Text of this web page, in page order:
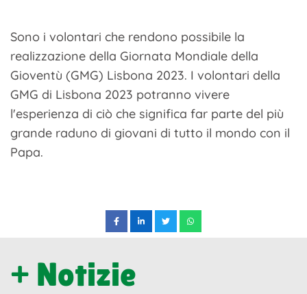
Sono i volontari che rendono possibile la
realizzazione della Giornata Mondiale della
Gioventù (GMG) Lisbona 2023. I volontari della
GMG di Lisbona 2023 potranno vivere
l'esperienza di ciò che significa far parte del più
grande raduno di giovani di tutto il mondo con il
Papa.
+ Notizie